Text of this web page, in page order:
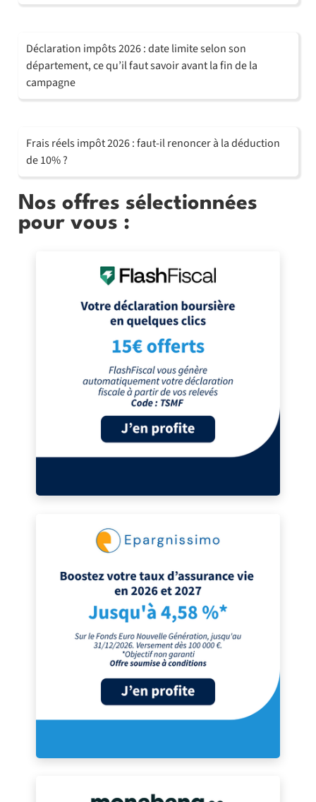
Déclaration impôts 2026 : date limite selon son
département, ce qu’il faut savoir avant la fin de la
campagne
Frais réels impôt 2026 : faut-il renoncer à la déduction
de 10% ?
Nos offres sélectionnées
pour vous :